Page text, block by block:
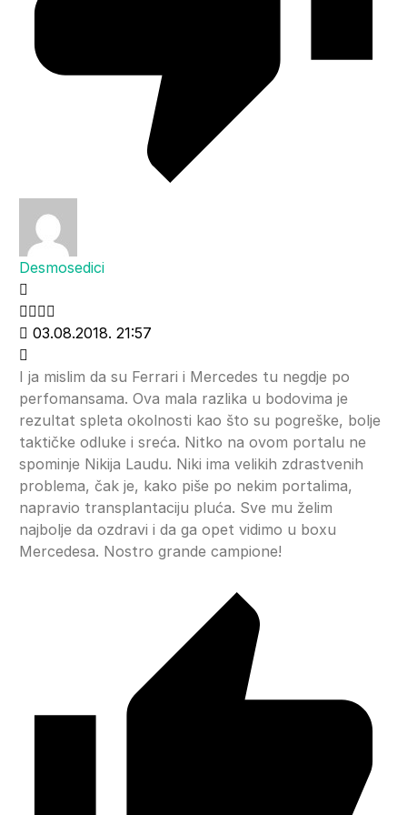
Desmosedici
03.08.2018. 21:57
I ja mislim da su Ferrari i Mercedes tu negdje po
perfomansama. Ova mala razlika u bodovima je
rezultat spleta okolnosti kao što su pogreške, bolje
taktičke odluke i sreća. Nitko na ovom portalu ne
spominje Nikija Laudu. Niki ima velikih zdrastvenih
problema, čak je, kako piše po nekim portalima,
napravio transplantaciju pluća. Sve mu želim
najbolje da ozdravi i da ga opet vidimo u boxu
Mercedesa. Nostro grande campione!